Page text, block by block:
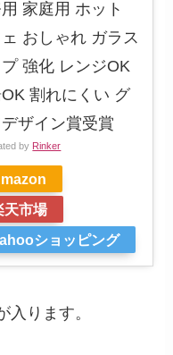
家庭用 ホット
おしゃれ ガラス
強化 レンジOK
割れにくい グ
デザイン賞受賞
by Rinker
天市場
ショッピング
入ります。